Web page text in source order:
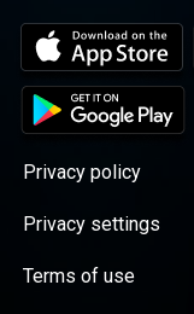
Privacy policy
Privacy settings
Terms of use